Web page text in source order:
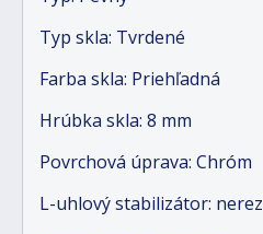
Typ skla: Tvrdené
Farba skla: Priehľadná
Hrúbka skla: 8 mm
Povrchová úprava: Chróm
L-uhlový stabilizátor: